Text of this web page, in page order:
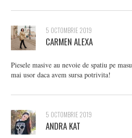
5 OCTOMBRIE 2019
CARMEN ALEXA
Piesele masive au nevoie de spatiu pe
mai usor daca avem sursa potrivita!
5 OCTOMBRIE 2019
ANDRA KAT